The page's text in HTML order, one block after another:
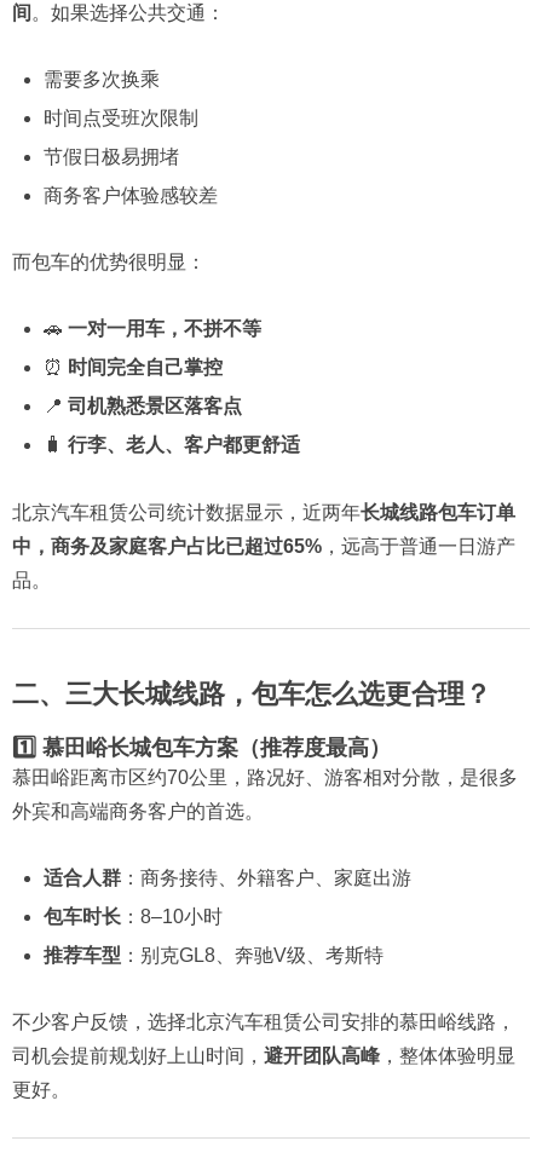
间 。如果选择公共交通：
需要多次换乘
时间点受班次限制
节假日极易拥堵
商务客户体验感较差
而包车的优势很明显：
🚗 一对一用车，不拼不等
⏰ 时间完全自己掌控
📍 司机熟悉景区落客点
🧳 行李、老人、客户都更舒适
北京汽车租赁公司统计数据显示，近两年长城线路包车订单
中，商务及家庭客户占比已超过65% ，远高于普通一日游产
品。
二、三大长城线路，包车怎么选更合理？
1️⃣ 慕田峪长城包车方案（推荐度最高）
慕田峪距离市区约70公里，路况好、游客相对分散，是很多
外宾和高端商务客户的首选。
适合人群：商务接待、外籍客户、家庭出游
包车时长：8–10小时
推荐车型 ：别克GL8、奔驰V级、考斯特
不少客户反馈，选择北京汽车租赁公司安排的慕田峪线路，
司机会提前规划好上山时间， 避开团队高峰 ，整体体验明显
更好。